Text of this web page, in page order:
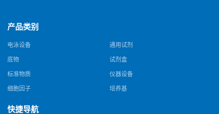
产品类别
电泳设备 通用试剂
底物 试剂盒
标准物质 仪器设备
细胞因子 培养基
快捷导航